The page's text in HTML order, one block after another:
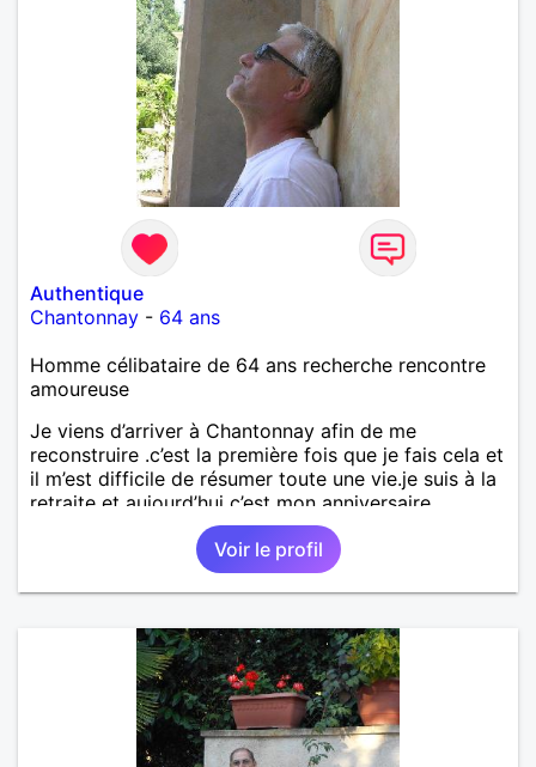
Authentique
Chantonnay - 64 ans
Homme célibataire de 64 ans recherche rencontre
amoureuse
Je viens d’arriver à Chantonnay afin de me
reconstruire .c’est la première fois que je fais cela et
il m’est difficile de résumer toute une vie.je suis à la
retraite et aujourd’hui c’est mon anniversaire
!J’aimerais rencontrer quelqu’un qui partage les
mêmes valeurs qui font de quelqu’un un être humain
Voir le profil